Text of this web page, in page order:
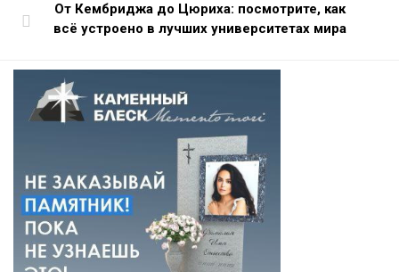
От Кембриджа до Цюриха: посмотрите, как
всё устроено в лучших университетах мира